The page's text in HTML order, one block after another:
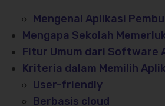
Mengenal Aplikasi
Mengapa Sekolah
Fitur Umum dari Software
Kriteria dalam Memilih
User-friendly
Berbasis cloud